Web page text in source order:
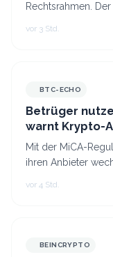
Rechtsrahmen.
Zahlungsmittel
vor 3 Std.
BTC-ECHO
Betrüger
warnt Krypto-
Mit der MiCA-
ihren Anbieter
vor 4 Std.
BEINCRYPTO